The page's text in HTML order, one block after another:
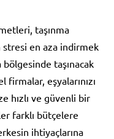
taşınma
stresi en aza indirmek
taşınacak
eşyalarınızı
hızlı ve güvenli bir
farklı bütçelere
ihtiyaçlarına